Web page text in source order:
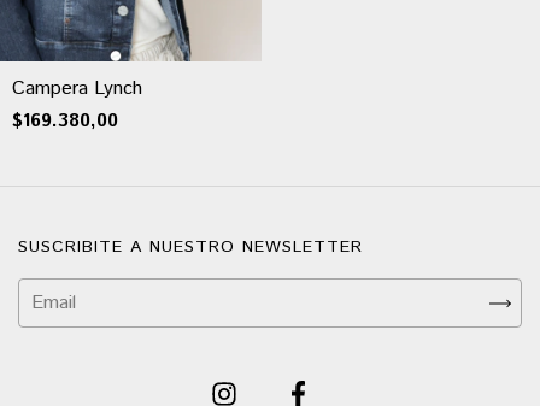
Campera Lynch
$169.380,00
SUSCRIBITE A NUESTRO NEWSLETTER